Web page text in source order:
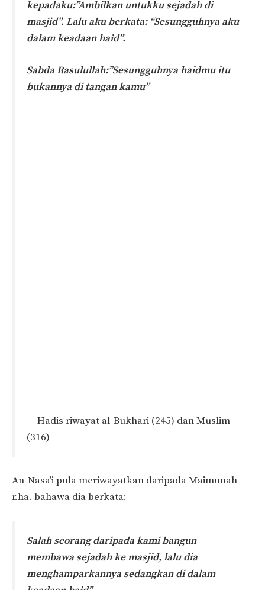
kepadaku:”Ambilkan untukku sejadah di
masjid”. Lalu aku berkata: “Sesungguhnya aku
dalam keadaan haid”.
Sabda Rasulullah:”Sesungguhnya haidmu itu
bukannya di tangan kamu”
— Hadis riwayat al-Bukhari (245) dan Muslim
(316)
An-Nasa’i pula meriwayatkan daripada Maimunah
r.ha. bahawa dia berkata:
Salah seorang daripada kami bangun
membawa sejadah ke masjid, lalu dia
menghamparkannya sedangkan di dalam